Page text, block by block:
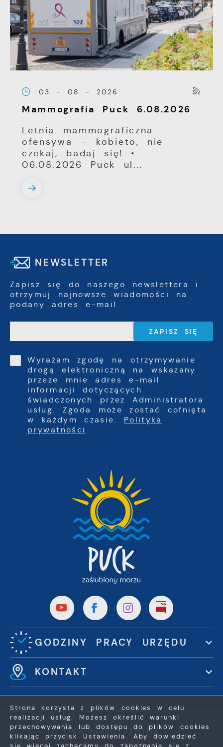
03 - 08 - 2026
Mammografia Puck 6.08.2026
Letnia mammograficzna
ofensywa – kobieto, nie
czekaj, badaj się! •
06.08.2026 Puck ul...
NEWSLETTER
Zapisz się do naszego newslettera i
otrzymuj najnowsze wiadomości na
podany adres e-mail
Wyrażam zgodę na otrzymywanie
drogą elektroniczną na wskazany
przeze mnie adres e-mail
informacji dotyczących
świadczonych przez Administratora
usług. Zgoda może zostać cofnięta
w każdym czasie. Polityka
prywatności
GODZINY PRACY URZĘDU
KONTAKT
Odwiedzin: 3752112
Strona korzysta z plików cookies w celu
realizacji usług. Możesz określić warunki
przechowywania lub dostępu do plików cookies
klikając przycisk Ustawienia. Aby dowiedzieć